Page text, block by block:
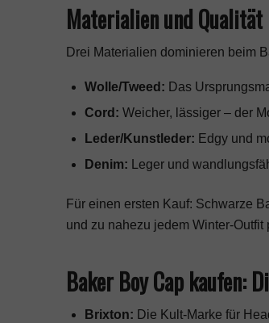
Materialien und Qualität
Drei Materialien dominieren beim
Wolle/Tweed: Das
Cord: Weicher, lässiger – der
Leder/Kunstleder: Edgy und
Denim: Leger und
Für einen ersten Kauf: Schwarze
und zu nahezu jedem Winter-Outfit
Baker Boy Cap kaufen:
Brixton: Die Kult-Marke für